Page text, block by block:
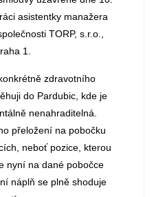
asistentky manažera
TORP, s.r.o.,
1.
zdravotního
do Pardubic, kde je
nenahraditelná.
přeložení na pobočku
neboť pozice, kterou
nyní na dané pobočce
náplň se plně shoduje